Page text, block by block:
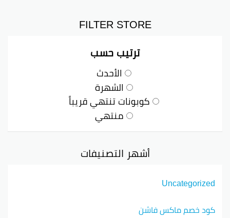
FILTER STORE
ترتيب حسب
الأحدث
الشهرة
كوبونات تنتهي قريباً
منتهي
أشهر التصنيفات
Uncategorized
كود خصم ماكس فاشن